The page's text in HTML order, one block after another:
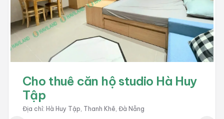
Cho thuê căn hộ studio Hà Huy
Tập
Địa chỉ: Hà Huy Tập, Thanh Khê, Đà Nẵng